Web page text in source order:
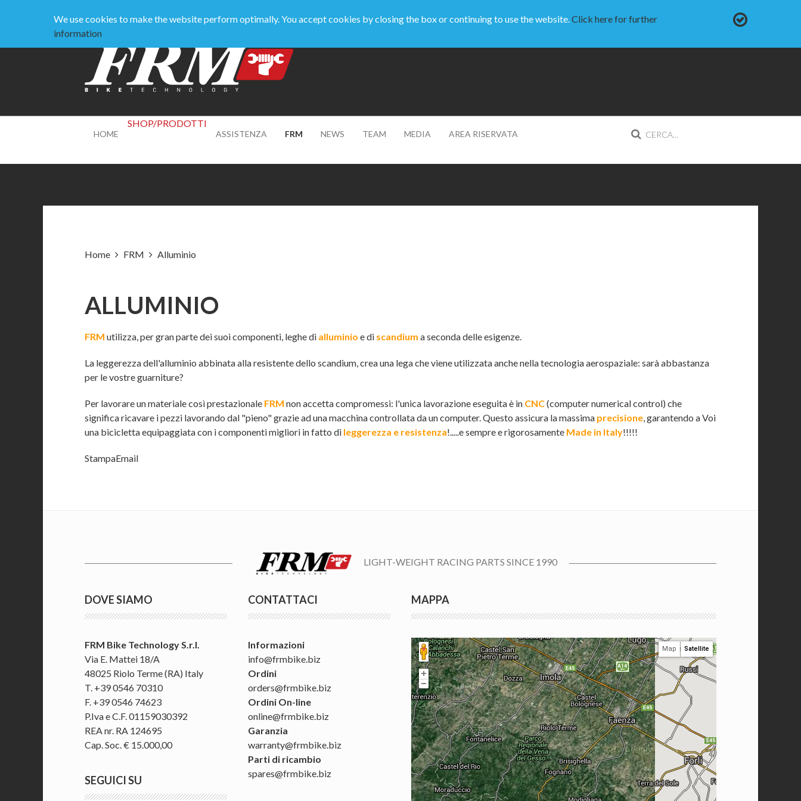
We use cookies to make the website perform optimally. You accept cookies by closing the box or continuing to use the website.Click here for further
information
HOME
SHOP/PRODOTTI
ASSISTENZA FRM NEWS TEAM MEDIA AREA RISERVATA
Home FRM Alluminio
ALLUMINIO
FRM utilizza, per gran parte dei suoi componenti, leghe di alluminio e di scandium a seconda delle esigenze.
La leggerezza dell'alluminio abbinata alla resistente dello scandium, crea una lega che viene utilizzata anche nella tecnologia aerospaziale: sarà abbastanza
per le vostre guarniture?
Per lavorare un materiale così prestazionale FRM non accetta compromessi: l'unica lavorazione eseguita è in CNC(computer numerical control) che
significa ricavare i pezzi lavorando dal "pieno" grazie ad una macchina controllata da un computer. Questo assicura la massima precisione, garantendo a Voi
una bicicletta equipaggiata con i componenti migliori in fatto di leggerezza e resistenza!.....e sempre e rigorosamente Made in Italy!!!!!
StampaEmail
LIGHT-WEIGHT RACING PARTS SINCE 1990
DOVE SIAMO
FRM Bike Technology S.r.l.
Via E. Mattei 18/A
48025 Riolo Terme (RA) Italy
T. +39 0546 70310
F. +39 0546 74623
P.Iva e C.F. 01159030392
REA nr. RA 124695
Cap. Soc. € 15.000,00
SEGUICI SU
CONTATTACI
Informazioni
info@frmbike.biz
Ordini
orders@frmbike.biz
Ordini On-line
online@frmbike.biz
Garanzia
warranty@frmbike.biz
Parti di ricambio
spares@frmbike.biz
MAPPA
Map Satellite